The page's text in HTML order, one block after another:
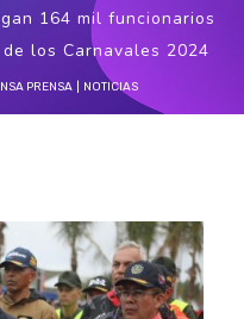
164 mil funcionarios
los Carnavales 2024
PRENSA NOTICIAS